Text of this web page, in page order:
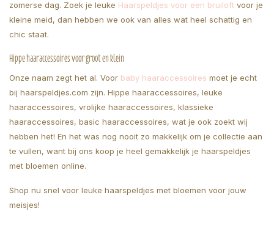
zomerse dag. Zoek je leuke Haarspeldjes voor een bruiloft voor je
kleine meid, dan hebben we ook van alles wat heel schattig en
chic staat.
Hippe haaraccessoires voor groot en klein
Onze naam zegt het al. Voor baby haaraccessoires moet je echt
bij haarspeldjes.com zijn. Hippe haaraccessoires, leuke
haaraccessoires, vrolijke haaraccessoires, klassieke
haaraccessoires, basic haaraccessoires, wat je ook zoekt wij
hebben het! En het was nog nooit zo makkelijk om je collectie aan
te vullen, want bij ons koop je heel gemakkelijk je haarspeldjes
met bloemen online.
Shop nu snel voor leuke haarspeldjes met bloemen voor jouw
meisjes!